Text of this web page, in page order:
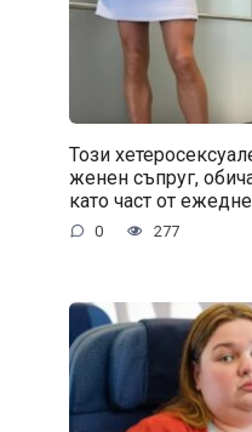
Този
женен съпруг,
като част от
0 277